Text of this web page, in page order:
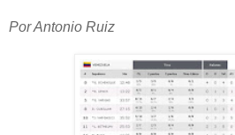
Por Antonio Ruiz